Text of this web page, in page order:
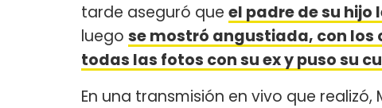
tarde aseguró que el padre de su hijo
luego se mostró angustiada, con los
todas las fotos con su ex y puso su
En una transmisión en vivo que